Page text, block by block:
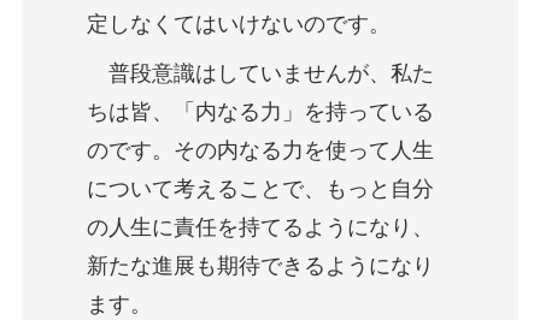
定しなくてはいけないのです。
普段意識はしていませんが、私た
ちは皆、「内なる力」を持っている
のです。その内なる力を使って人生
について考えることで、もっと自分
の人生に責任を持てるようになり、
新たな進展も期待できるようになり
ます。